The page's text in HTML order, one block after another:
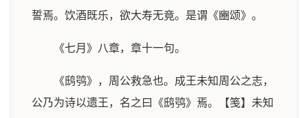
誓焉。饮酒既乐，欲大寿无竟。是谓《豳颂》。
《七月》八章，章十一句。
《鸱鸮》，周公救急也。成王未知周公之志，
公乃为诗以遗王，名之曰《鸱鸮》焉。【笺】未知